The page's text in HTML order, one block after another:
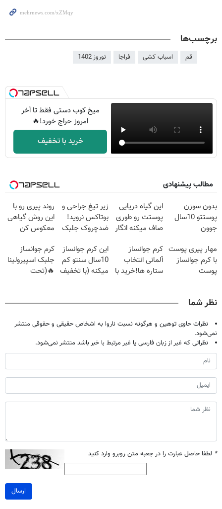
برچسب‌ها
قم اسباب کشی فراجا نوروز 1402
میخ کوب دستی فقط تا آخر
امروز حراج خورد!🔥
خرید با تخفیف
مطالب پیشنهادی
بدون سوزن
پوستتو 10سال
جوون
پاییزی
این گیاه دریایی
پوستت رو طوری
صاف میکنه انگار
شدی🔥
زیر تیغ جراحی و
بوتاکس نروید!
ضدچروک جلبک
روند پیری رو با
این روش گیاهی
معکوس کن
مهار پیری پوست
با کرم جوانساز
پوست
کرم جوانساز
آلمانی انتخاب
ستاره ها!خرید با
این کرم جوانساز
10سال سنتو کم
میکنه (با تخفیف
کرم جوانساز
جلبک اسپیرولینا
🔥(تحت
نظر شما
نظرات حاوی توهین و هرگونه نسبت ناروا به اشخاص حقیقی و حقوقی منتشر
نمی‌شود.
نظراتی که غیر از زبان فارسی یا غیر مرتبط با خبر باشد منتشر نمی‌شود.
* لطفا حاصل عبارت را در جعبه متن روبرو وارد کنید
ارسال